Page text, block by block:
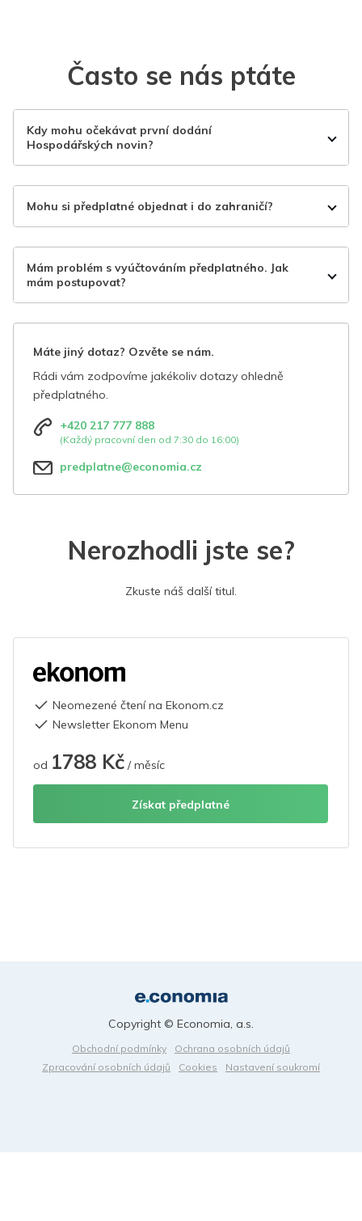
Často se nás ptáte
Kdy mohu očekávat první dodání
Hospodářských novin?
Mohu si předplatné objednat i do zahraničí?
Mám problém s vyúčtováním předplatného. Jak
mám postupovat?
Máte jiný dotaz? Ozvěte se nám.
Rádi vám zodpovíme jakékoliv dotazy ohledně
předplatného.
+420 217 777 888
(Každý pracovní den od 7:30 do 16:00)
predplatne@economia.cz
Nerozhodli jste se?
Zkuste náš další titul.
Neomezené čtení na Ekonom.cz
Newsletter Ekonom Menu
od 1788 Kč / měsíc
Získat předplatné
Obchodní podmínky
Ochrana osobních údajů
Zpracování osobních údajů
Cookies Nastavení soukromí
Copyright © Economia, a.s.